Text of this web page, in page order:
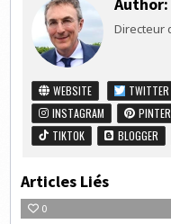
Directeur
WEBSITE TWITTER
INSTAGRAM
TIKTOK
BLOGGER
Articles Liés
0